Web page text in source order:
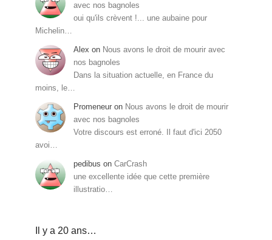
avec nos bagnoles
oui qu'ils crèvent !... une aubaine pour
Michelin…
Alex on Nous avons le droit de mourir avec
nos bagnoles
Dans la situation actuelle, en France du
moins, le…
Promeneur on Nous avons le droit de mourir
avec nos bagnoles
Votre discours est erroné. Il faut d'ici 2050
avoi…
pedibus on CarCrash
une excellente idée que cette première
illustratio…
Il y a 20 ans…